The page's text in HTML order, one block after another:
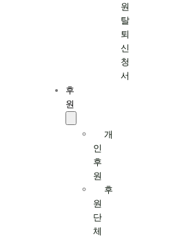
원
탈
퇴
신
청
서
후
원
개
인
후
원
후
원
단
체